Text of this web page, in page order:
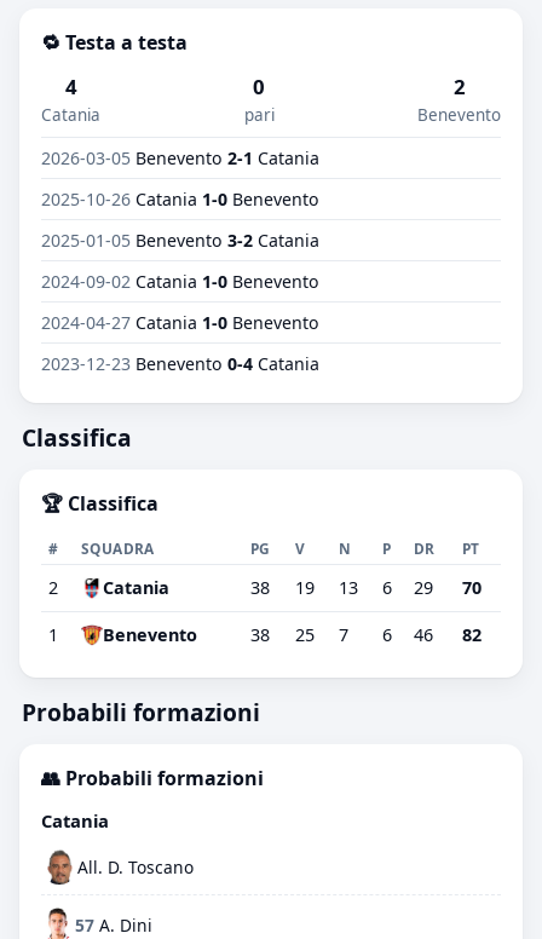
🔁 Testa a testa
4
Catania
0
pari
2
Benevento
2026-03-05 Benevento 2-1 Catania
2025-10-26 Catania 1-0 Benevento
2025-01-05 Benevento 3-2 Catania
2024-09-02 Catania 1-0 Benevento
2024-04-27 Catania 1-0 Benevento
2023-12-23 Benevento 0-4 Catania
Classifica
🏆 Classifica
# SQUADRA PG V N P DR PT
2 Catania 38 19 13 6 29 70
1 Benevento 38 25 7 6 46 82
Probabili formazioni
👥 Probabili formazioni
Catania
All. D. Toscano
57 A. Dini